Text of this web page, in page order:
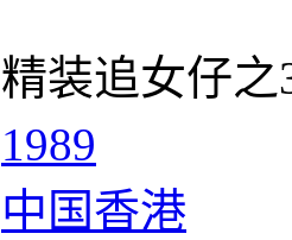
追女仔之3
1989
中国香港